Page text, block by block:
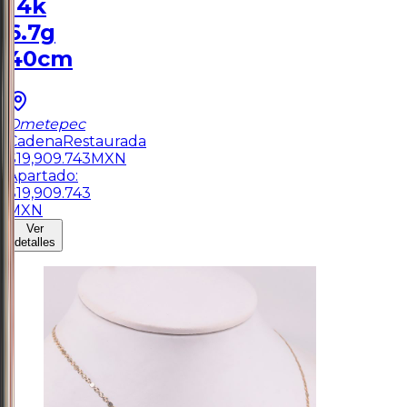
14k
6.7g
40cm
Ometepec
Cadena Restaurada
$19,909.743 MXN
Apartado:
$19,909.743
MXN
Ver
detalles